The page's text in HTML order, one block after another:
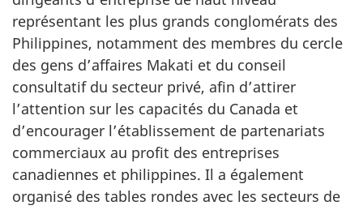
représentant les plus grands conglomérats des
Philippines, notamment des membres du cercle
des gens d’affaires Makati et du conseil
consultatif du secteur privé, afin d’attirer
l’attention sur les capacités du Canada et
d’encourager l’établissement de partenariats
commerciaux au profit des entreprises
canadiennes et philippines. Il a également
organisé des tables rondes avec les secteurs de